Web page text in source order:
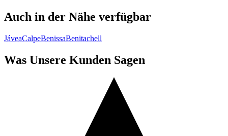
Auch in der Nähe verfügbar
JáveaCalpeBenissaBenitachell
Was Unsere Kunden Sagen